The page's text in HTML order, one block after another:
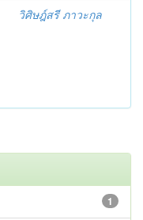
วิศิษฎ์สรี ภาวะกุล
1